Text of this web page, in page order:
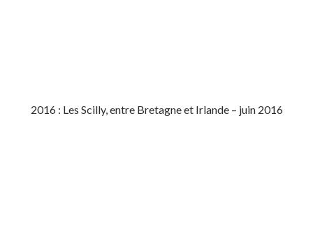
2016 : Les Scilly, entre Bretagne et Irlande – juin 2016